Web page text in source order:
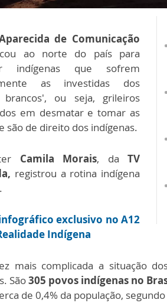
de Comunicação
ao norte do país para
indígenas que sofrem
as investidas dos
brancos', ou seja, grileiros
em desmatar e tomar as
são de direito dos indígenas.
Camila Morais, daTV
registrou a rotina indígena
exclusivo no A12
Indígena
mais complicada a situação
São305 povos indígenas no
de 0,4% da população,